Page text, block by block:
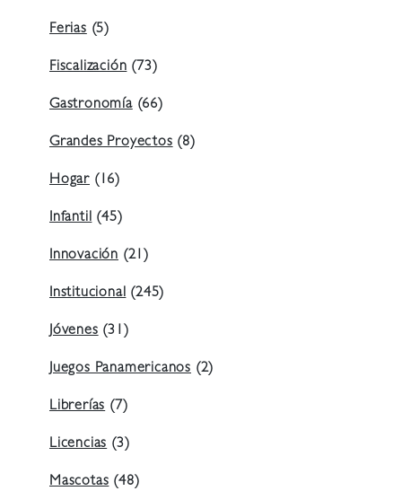
Ferias (5)
Fiscalización (73)
Gastronomía(66)
Grandes Proyectos (8)
Hogar (16)
Infantil (45)
Innovación (21)
Institucional (245)
Jóvenes (31)
Juegos Panamericanos (2)
Librerías (7)
Licencias (3)
Mascotas (48)